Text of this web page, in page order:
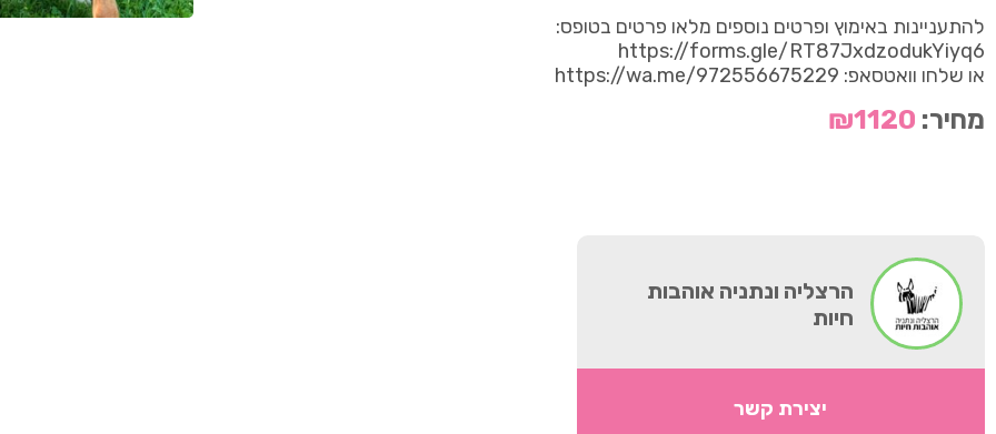
להתעניינות באימוץ ופרטים נוספים מלאו פרטים בטופס:
https://forms.gle/RT87JxdzodukYiyq6
או שלחו וואטסאפ: https://wa.me/972556675229
מחיר: ₪1120
הרצליה ונתניה אוהבות
חיות
יצירת קשר